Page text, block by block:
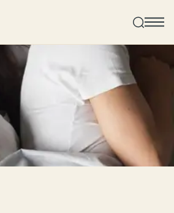
Hause oder online!